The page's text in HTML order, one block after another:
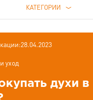
КАТЕГОРИИ
уход
духи в